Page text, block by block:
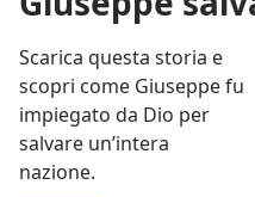
Scarica questa storia e
scopri come Giuseppe fu
impiegato da Dio per
salvare un’intera
nazione.